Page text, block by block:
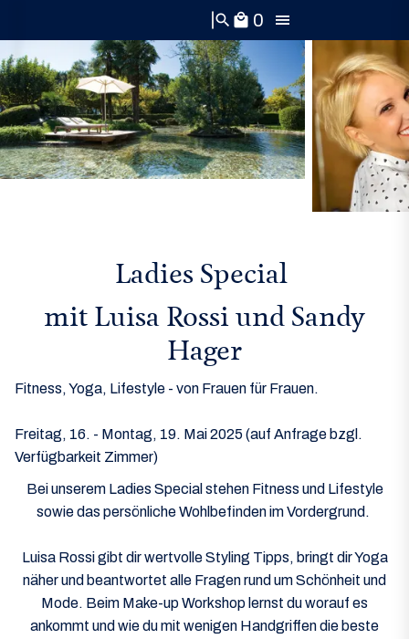
search local_mall 0
Bei unserem Ladies Special stehen Fitness und Lifestyle
sowie das persönliche Wohlbefinden im Vordergrund.
Luisa Rossi gibt dir wertvolle Styling Tipps, bringt dir Yoga
näher und beantwortet alle Fragen rund um Schönheit und
Mode. Beim Make-up Workshop lernst du worauf es
ankommt und wie du mit wenigen Handgriffen die beste
Ladies Special
mit Luisa Rossi und Sandy
Hager
Fitness, Yoga, Lifestyle - von Frauen für Frauen.
Freitag, 16. - Montag, 19. Mai 2025 (auf Anfrage bzgl.
Verfügbarkeit Zimmer)